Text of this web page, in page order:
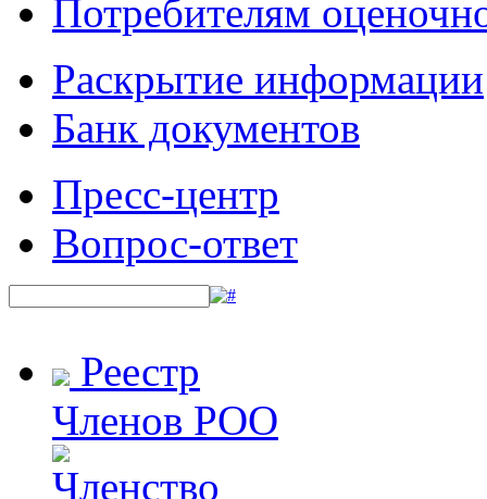
Потребителям
Раскрытие информации
Банк документов
Пресс-центр
Вопрос-ответ
Реестр
Членов РОО